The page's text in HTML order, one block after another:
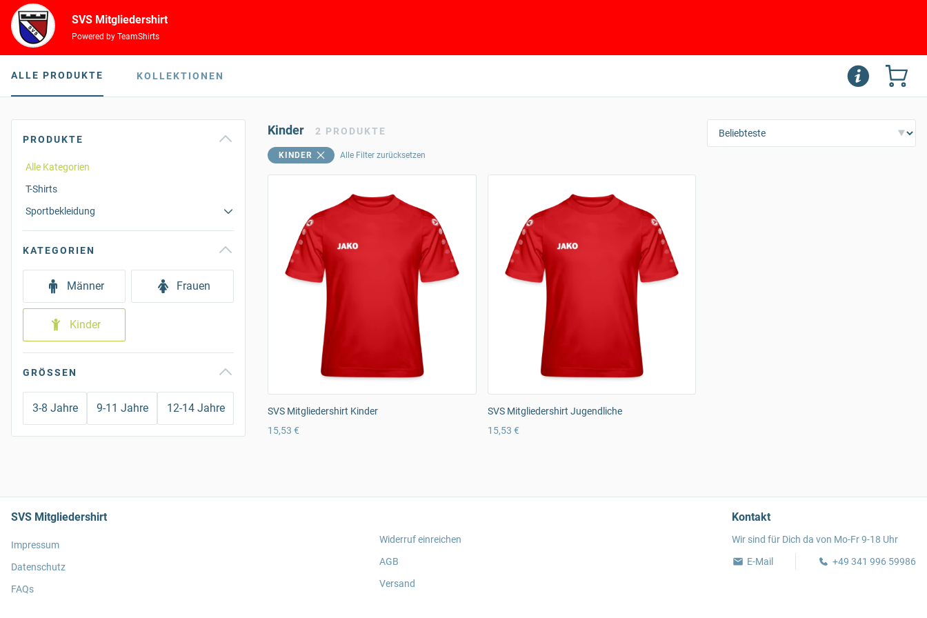
SVS Mitgliedershirt
Powered by TeamShirts
ALLE PRODUKTE KOLLEKTIONEN
PRODUKTE
Alle Kategorien
T-Shirts
Sportbekleidung
KATEGORIEN
Männer Frauen
Kinder
GRÖSSEN
3-8 Jahre 9-11 Jahre 12-14 Jahre
Kinder 2 PRODUKTE
KINDER Alle Filter zurücksetzen
SVS Mitgliedershirt Kinder
15,53 €
SVS Mitgliedershirt Jugendliche
15,53 €
SVS Mitgliedershirt
Impressum
Datenschutz
FAQs
Widerruf einreichen
AGB
Versand
Kontakt
Wir sind für Dich da von Mo-Fr 9-18 Uhr
E-Mail
+49 341 996 59986